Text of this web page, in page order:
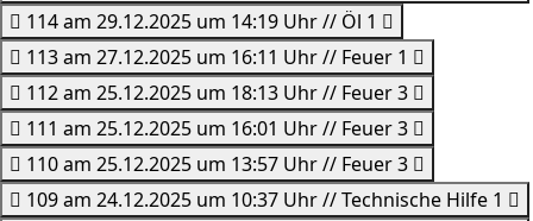
114 am 29.12.2025 um 14:19 Uhr // Öl 1
113 am 27.12.2025 um 16:11 Uhr // Feuer 1
112 am 25.12.2025 um 18:13 Uhr // Feuer 3
111 am 25.12.2025 um 16:01 Uhr // Feuer 3
110 am 25.12.2025 um 13:57 Uhr // Feuer 3
109 am 24.12.2025 um 10:37 Uhr // Technische Hilfe 1